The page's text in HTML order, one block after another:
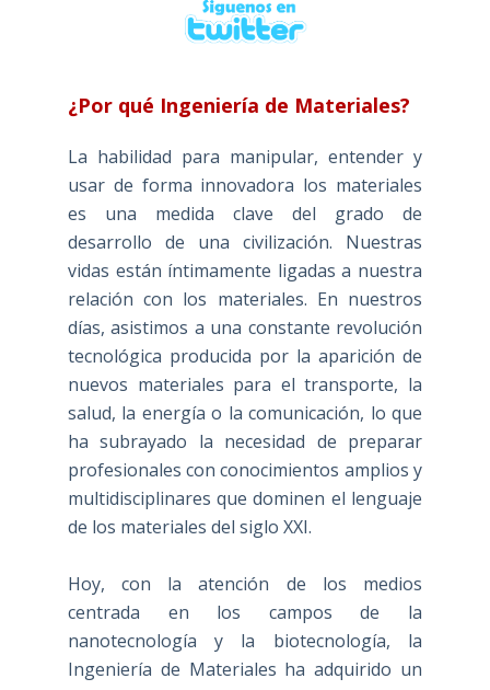
¿Por qué Ingeniería de Materiales?
La habilidad para manipular, entender y
usar de forma innovadora los materiales
es una medida clave del grado de
desarrollo de una civilización. Nuestras
vidas están íntimamente ligadas a nuestra
relación con los materiales. En nuestros
días, asistimos a una constante revolución
tecnológica producida por la aparición de
nuevos materiales para el transporte, la
salud, la energía o la comunicación, lo que
ha subrayado la necesidad de preparar
profesionales con conocimientos amplios y
multidisciplinares que dominen el lenguaje
de los materiales del siglo XXI.
Hoy, con la atención de los medios
centrada en los campos de la
nanotecnología y la biotecnología, la
Ingeniería de Materiales ha adquirido un